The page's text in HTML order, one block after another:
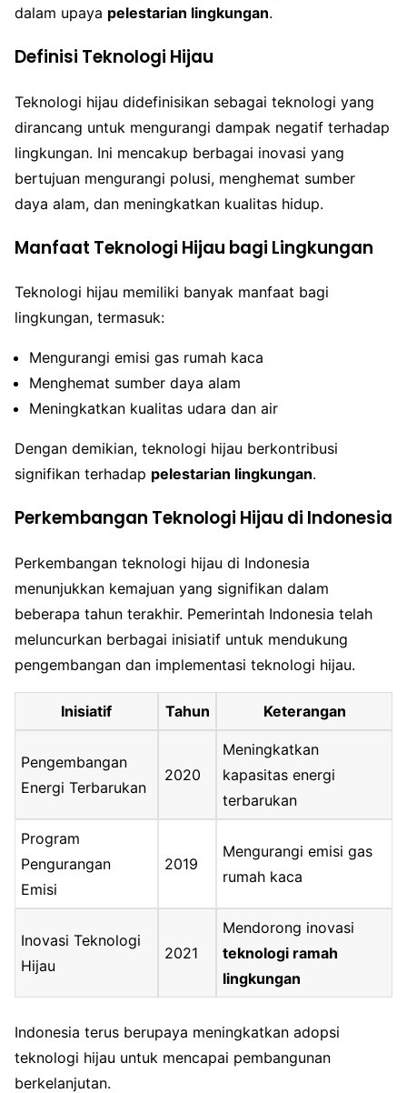
dalam upaya pelestarian lingkungan.
Definisi Teknologi Hijau
Teknologi hijau didefinisikan sebagai teknologi yang
dirancang untuk mengurangi dampak negatif terhadap
lingkungan. Ini mencakup berbagai inovasi yang
bertujuan mengurangi polusi, menghemat sumber
daya alam, dan meningkatkan kualitas hidup.
Manfaat Teknologi Hijau bagi Lingkungan
Teknologi hijau memiliki banyak manfaat bagi
lingkungan, termasuk:
Mengurangi emisi gas rumah kaca
Menghemat sumber daya alam
Meningkatkan kualitas udara dan air
Dengan demikian, teknologi hijau berkontribusi
signifikan terhadap pelestarian lingkungan.
Perkembangan Teknologi Hijau di Indonesia
Perkembangan teknologi hijau di Indonesia
menunjukkan kemajuan yang signifikan dalam
beberapa tahun terakhir. Pemerintah Indonesia telah
meluncurkan berbagai inisiatif untuk mendukung
pengembangan dan implementasi teknologi hijau.
Inisiatif Tahun Keterangan
Pengembangan
Energi Terbarukan
2020
Meningkatkan
kapasitas energi
terbarukan
Program
Pengurangan
Emisi
2019
Mengurangi emisi gas
rumah kaca
Inovasi Teknologi
Hijau
2021
Mendorong inovasi
teknologi ramah
lingkungan
Indonesia terus berupaya meningkatkan adopsi
teknologi hijau untuk mencapai pembangunan
berkelanjutan.